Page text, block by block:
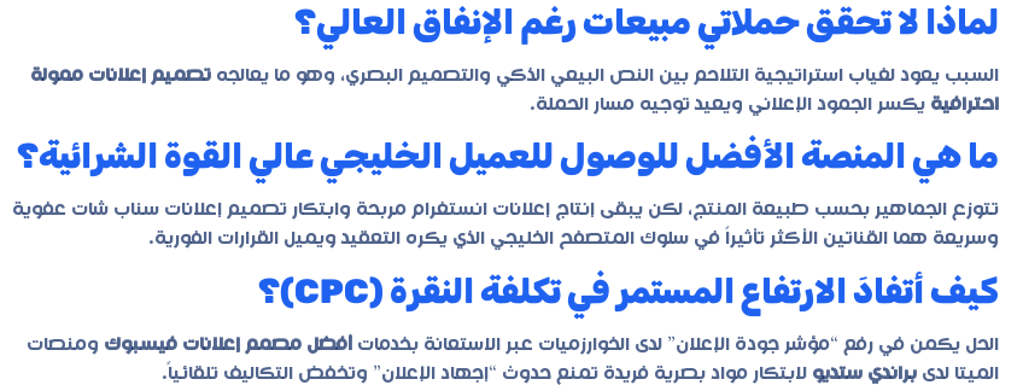
لماذا لا تحقق حملاتي مبيعات رغم الإنفاق العالي؟
السبب يعود لغياب استراتيجية التلاحم بين النص البيعي الذكي والتصميم البصري، وهو ما يعالجه تصميم إعلانات ممولة
احترافية يكسر الجمود الإعلاني ويعيد توجيه مسار الحملة.
ما هي المنصة الأفضل للوصول للعميل الخليجي عالي القوة الشرائية؟
تتوزع الجماهير بحسب طبيعة المنتج، لكن يبقى إنتاج إعلانات انستغرام مربحة وابتكار تصميم إعلانات سناب شات عفوية
وسريعة هما القناتين الأكثر تأثيراً في سلوك المتصفح الخليجي الذي يكره التعقيد ويميل القرارات الفورية.
كيف أتفادَ الارتفاع المستمر في تكلفة النقرة (CPC)؟
الحل يكمن في رفع “مؤشر جودة الإعلان” لدى الخوارزميات عبر الاستعانة بخدمات أفضل مصمم إعلانات فيسبوك ومنصات
الميتا لدى براندي ستديو لابتكار مواد بصرية فريدة تمنع حدوث “إجهاد الإعلان” وتخفض التكاليف تلقائياً.